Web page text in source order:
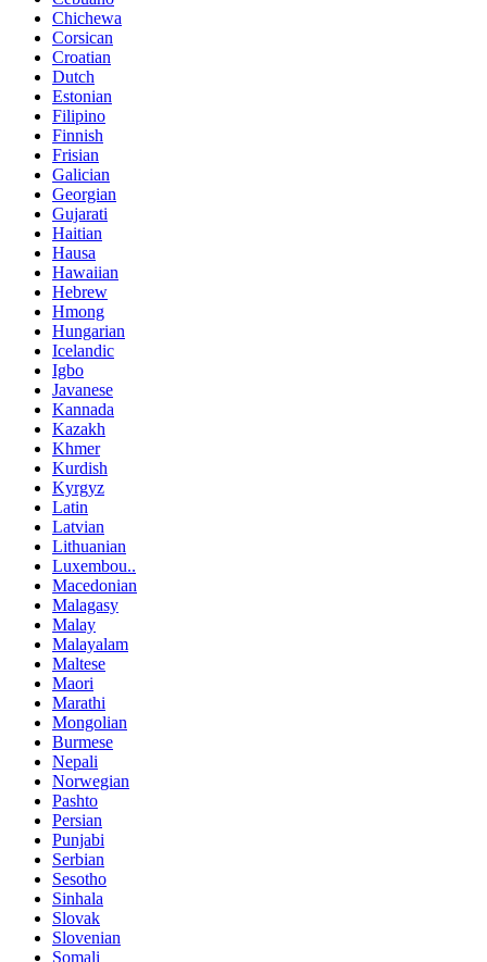
Chichewa
Corsican
Croatian
Dutch
Estonian
Filipino
Finnish
Frisian
Galician
Georgian
Gujarati
Haitian
Hausa
Hawaiian
Hebrew
Hmong
Hungarian
Icelandic
Igbo
Javanese
Kannada
Kazakh
Khmer
Kurdish
Kyrgyz
Latin
Latvian
Lithuanian
Luxembou..
Macedonian
Malagasy
Malay
Malayalam
Maltese
Maori
Marathi
Mongolian
Burmese
Nepali
Norwegian
Pashto
Persian
Punjabi
Serbian
Sesotho
Sinhala
Slovak
Slovenian
Somali